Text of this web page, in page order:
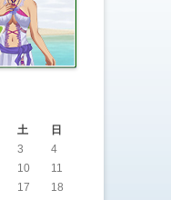
土
日
3
4
10
11
17
18